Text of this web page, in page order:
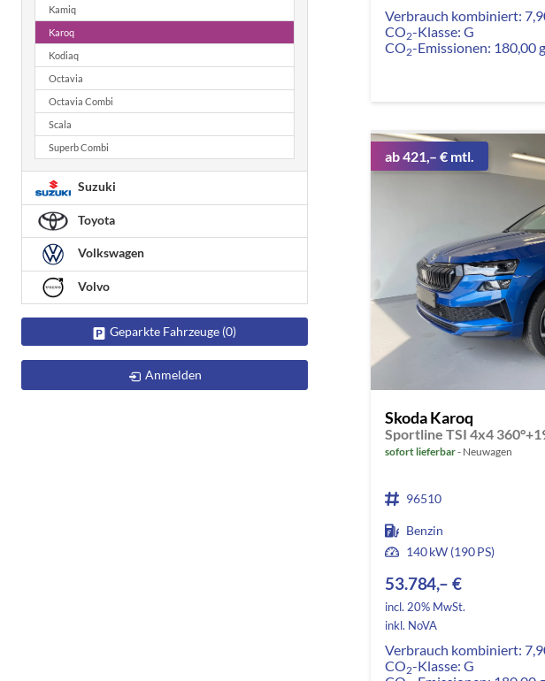
Verbrauch kombiniert:
CO2-Klasse: G
CO2-Emissionen: 180,00
ab 421,– € mtl.
Skoda Karoq
sofort lieferbar Neuwagen
96510
Benzin
140 kW (190 PS)
53.784,– €
incl. 20% MwSt.
inkl. NoVA
Verbrauch kombiniert:
CO2-Klasse: G
Kamiq
Karoq
Kodiaq
Octavia
Octavia Combi
Scala
Superb Combi
Suzuki
Toyota
Volkswagen
Volvo
Geparkte Fahrzeuge (0)
Anmelden